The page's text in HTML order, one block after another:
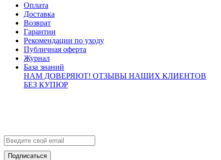
Оплата
Доставка
Возврат
Гарантии
Рекомендации по уходу
Публичная оферта
Журнал
База знаний
НАМ ДОВЕРЯЮТ! ОТЗЫВЫ НАШИХ КЛИЕНТОВ
БЕЗ КУПЮР